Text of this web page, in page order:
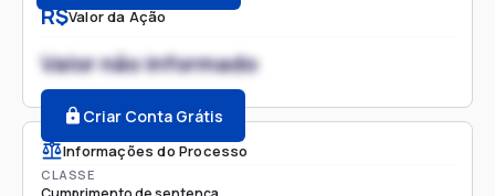
R$Valor da Ação
Valor não informado
Criar Conta Grátis
Informações do Processo
CLASSE